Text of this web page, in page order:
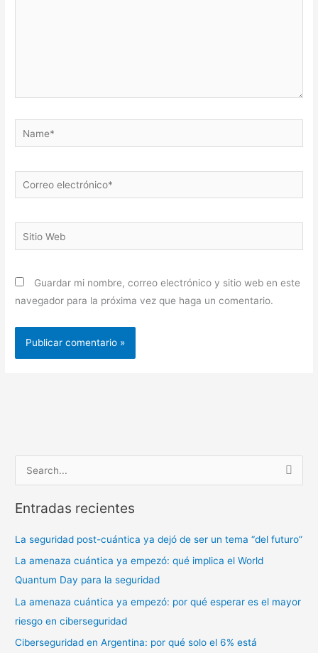
Name*
Correo
electrónico*
Sitio
Web
Guardar mi nombre, correo electrónico y sitio web en este
navegador para la próxima vez que haga un comentario.
s
o
r
:
Entradas recientes
La seguridad post-cuántica ya dejó de ser un tema “del futuro”
La amenaza cuántica ya empezó: qué implica el World
Quantum Day para la seguridad
La amenaza cuántica ya empezó: por qué esperar es el mayor
riesgo en ciberseguridad
Ciberseguridad en Argentina: por qué solo el 6% está